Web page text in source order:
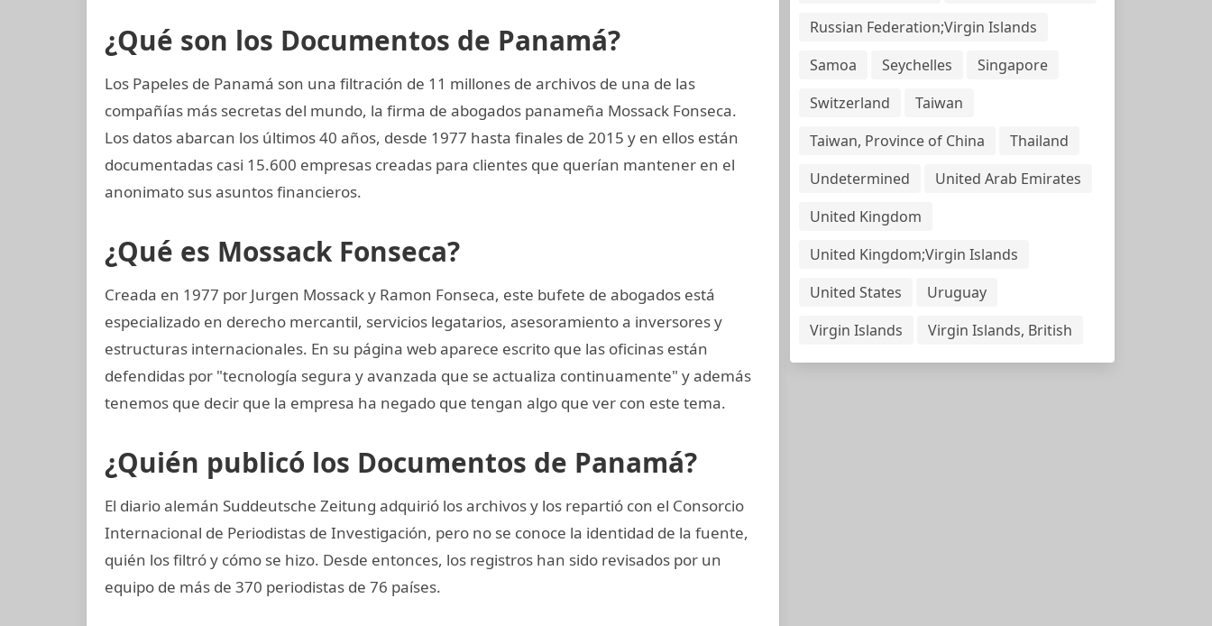
¿Qué son los Documentos de Panamá?
Los Papeles de Panamá son una filtración de 11 millones de archivos de una de las
compañías más secretas del mundo, la firma de abogados panameña Mossack Fonseca.
Los datos abarcan los últimos 40 años, desde 1977 hasta finales de 2015 y en ellos están
documentadas casi 15.600 empresas creadas para clientes que querían mantener en el
anonimato sus asuntos financieros.
¿Qué es Mossack Fonseca?
Creada en 1977 por Jurgen Mossack y Ramon Fonseca, este bufete de abogados está
especializado en derecho mercantil, servicios legatarios, asesoramiento a inversores y
estructuras internacionales. En su página web aparece escrito que las oficinas están
defendidas por "tecnología segura y avanzada que se actualiza continuamente" y además
tenemos que decir que la empresa ha negado que tengan algo que ver con este tema.
¿Quién publicó los Documentos de Panamá?
El diario alemán Suddeutsche Zeitung adquirió los archivos y los repartió con el Consorcio
Internacional de Periodistas de Investigación, pero no se conoce la identidad de la fuente,
quién los filtró y cómo se hizo. Desde entonces, los registros han sido revisados por un
equipo de más de 370 periodistas de 76 países.
Russian Federation;Virgin Islands
Samoa
Seychelles
Singapore
Switzerland
Taiwan
Taiwan, Province of China
Thailand
Undetermined
United Arab Emirates
United Kingdom
United Kingdom;Virgin Islands
United States
Uruguay
Virgin Islands
Virgin Islands, British